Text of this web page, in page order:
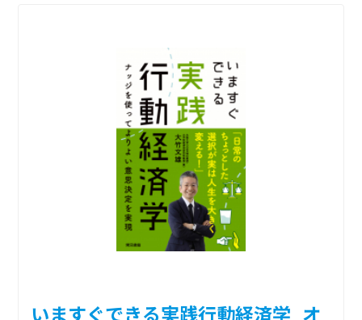
いますぐできる実践行動経済学_オ